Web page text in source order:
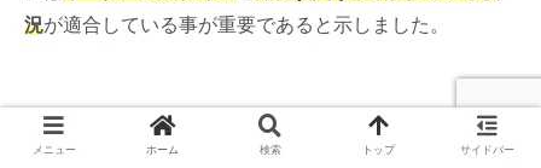
況が適合している事が重要であると示しました。
メニュー ホーム 検索 トップ サイドバー